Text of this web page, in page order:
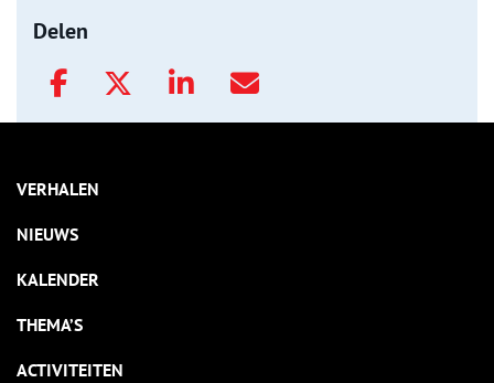
Delen
VERHALEN
NIEUWS
KALENDER
THEMA’S
ACTIVITEITEN